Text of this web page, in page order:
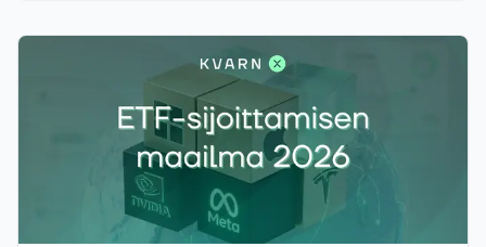
oppeja matkan varrella on tullut, ja miten
ajattelu sijoittamisesta on muuttunut vuosien
aikana.